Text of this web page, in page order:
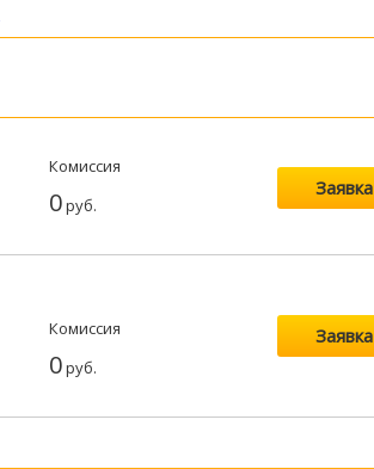
Комиссия
0руб.
Заявка
Комиссия
0руб.
Заявка